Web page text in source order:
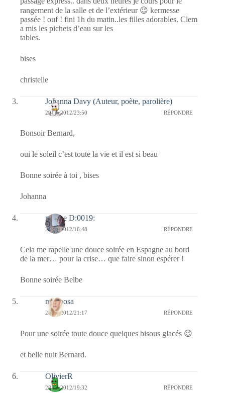
rangement de la salle et de l’extérieur 😉 kermesse
passée ! ouf ! fini 1h du matin..les filles adorables. Clem
a mis les pichets d’eau sur les
tables.
bises
christelle
Johanna Davy (Auteur, poète, parolière)
29/06/2012/23:50 RÉPONDRE
Bonsoir Bernard,
oui le soleil c’est toute la vie et il est si beau
Bonne soirée à toi , bises
Johanna
marine D:0019:
29/06/2012/16:48 RÉPONDRE
Cela me rapelle une douce soirée en Espagne au bord
de la mer… pour la crise… que faire sinon espérer !
Bonne soirée Belbe
mariposa
28/06/2012/21:17 RÉPONDRE
Pour une soirée toute douce quelques bisous glacés 😉
et belle nuit Bernard.
OlivierR
28/06/2012/19:32 RÉPONDRE